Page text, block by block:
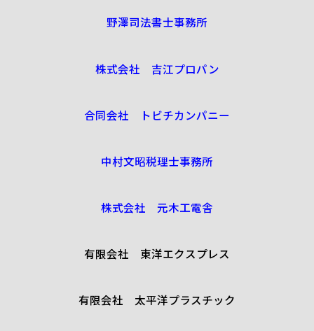
野澤司法書士事務所
株式会社 吉江プロパン
合同会社 トビチカンパニー
中村文昭税理士事務所
株式会社 元木工電舎
有限会社 東洋エクスプレス
有限会社 太平洋プラスチック